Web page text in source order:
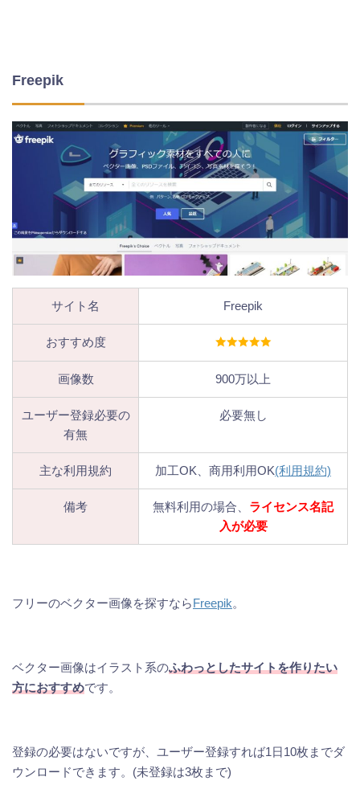
Freepik
サイト名 Freepik
おすすめ度
画像数 900万以上
ユーザー登録必要の
有無
必要無し
主な利用規約 加工OK、商用利用OK(利用規約)
備考 無料利用の場合、 ライセンス名記
入が必要
フリーのベクター画像を探すならFreepik。
ベクター画像はイラスト系のふわっとしたサイトを作りたい
方におすすめです。
登録の必要はないですが、ユーザー登録すれば1日10枚までダ
ウンロードできます。(未登録は3枚まで)